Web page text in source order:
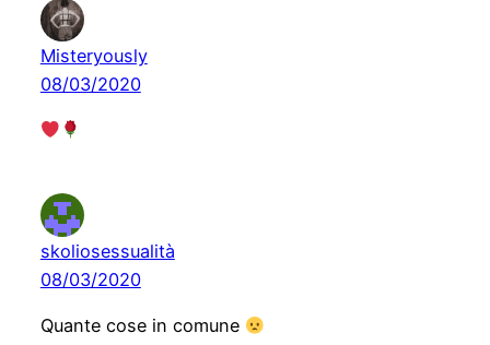
Misteryously
08/03/2020
skoliosessualità
08/03/2020
Quante cose in comune